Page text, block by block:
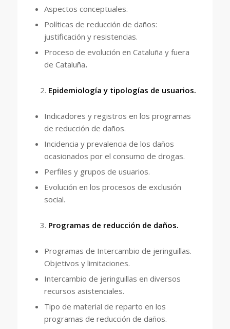
Aspectos conceptuales.
Políticas de reducción de daños:
justificación y resistencias.
Proceso de evolución en Cataluña y fuera
de Cataluña.
Epidemiología y tipologías de usuarios.
Indicadores y registros en los programas
de reducción de daños.
Incidencia y prevalencia de los daños
ocasionados por el consumo de drogas.
Perfiles y grupos de usuarios.
Evolución en los procesos de exclusión
social.
Programas de reducción de daños.
Programas de Intercambio de jeringuillas.
Objetivos y limitaciones.
Intercambio de jeringuillas en diversos
recursos asistenciales.
Tipo de material de reparto en los
programas de reducción de daños.